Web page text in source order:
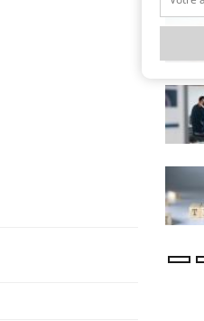
barracuda, une petite fille